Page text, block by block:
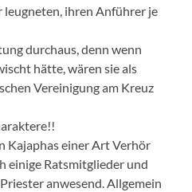
ihren Anführer je
durchaus, denn wenn
hätte, wären sie als
Vereinigung am Kreuz
Kajaphas einer Art Verhör
einige Ratsmitglieder und
anwesend. Allgemein